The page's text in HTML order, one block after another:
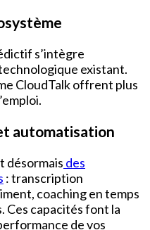
s’intègre
existant.
CloudTalk offrent plus
automatisation
désormais des
: transcription
coaching en temps
Ces capacités font la
de vos